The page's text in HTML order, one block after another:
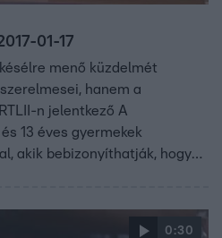
01-17
menő küzdelmét
hanem a
n jelentkező A
13 éves gyermekek
akik bebizonyíthatják, hogy
Józsefet és Vajda Pierre-t.
0:30